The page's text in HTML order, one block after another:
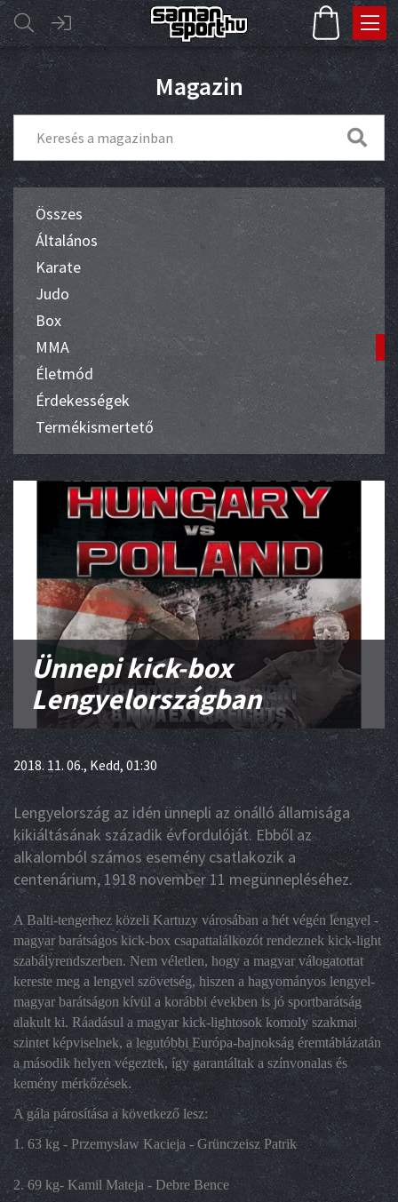
Magazin
Összes
Általános
Karate
Judo
Box
MMA
Életmód
Érdekességek
Termékismertető
Ünnepi kick-box
Lengyelországban
2018. 11. 06., Kedd, 01:30
Lengyelország az idén ünnepli az önálló államisága
kikiáltásának századik évfordulóját. Ebből az
alkalomból számos esemény csatlakozik a
centenárium, 1918 november 11 megünnepléséhez.
A Balti-tengerhez közeli Kartuzy városában a hét végén lengyel -
magyar barátságos kick-box csapattalálkozót rendeznek kick-light
szabályrendszerben. Nem véletlen, hogy a magyar válogatottat
kereste meg a lengyel szövetség, hiszen a hagyományos lengyel-
magyar barátságon kívül a korábbi években is jó sportbarátság
alakult ki. Ráadásul a magyar kick-lightosok komoly szakmai
szintet képviselnek, a legutóbbi Európa-bajnokság éremtáblázatán
a második helyen végeztek, így garantáltak a színvonalas és
kemény mérkőzések.
A gála párosítása a következő lesz:
1. 63 kg - Przemysław Kacieja - Grünczeisz Patrik
2. 69 kg- Kamil Mateja - Debre Bence